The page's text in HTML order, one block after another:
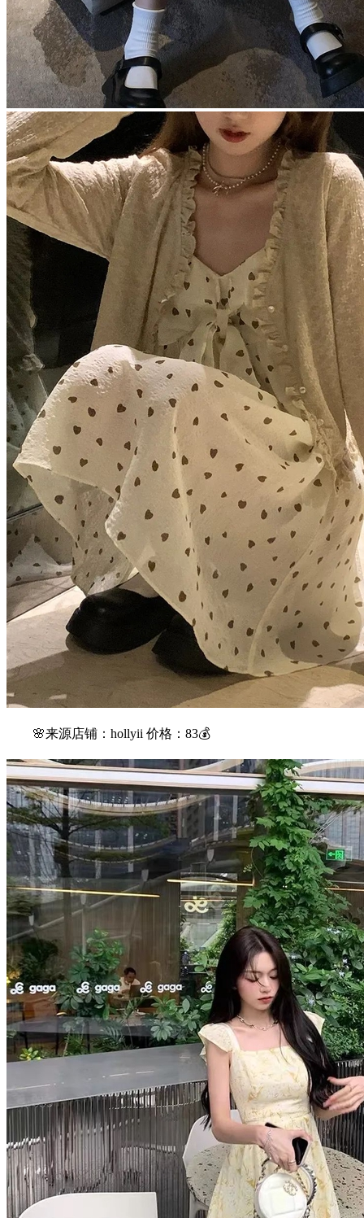
🌸来源店铺：hollyii 价格：83💰